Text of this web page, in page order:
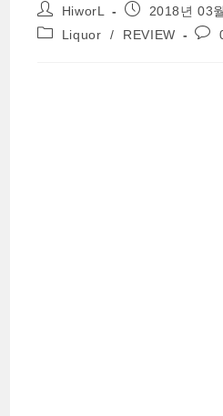
Post
author:
HiworL
Post2018년 03
PostLiquor / REVIEW
Post